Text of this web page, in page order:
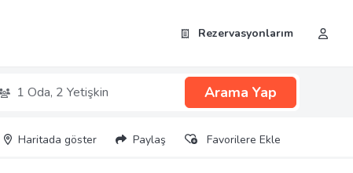
Rezervasyonlarım
1 Oda, 2 Yetişkin Arama Yap
Haritada göster Paylaş Favorilere Ekle